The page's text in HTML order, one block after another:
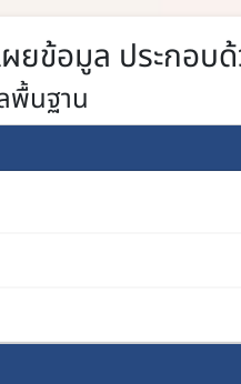
ผยข้อมูล ประกอ
พื้นฐาน